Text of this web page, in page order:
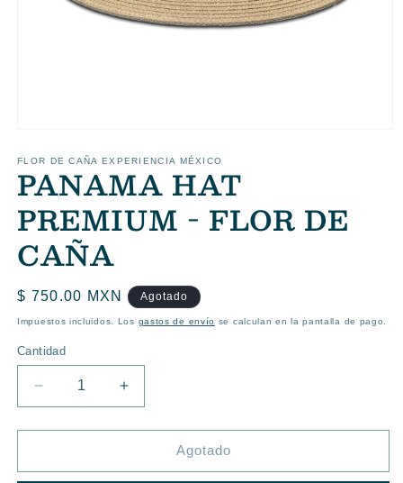
multimedia
1
en
ventana
modal
FLOR DE CAÑA EXPERIENCIA MÉXICO
PANAMA HAT
PREMIUM - FLOR DE
CAÑA
Precio
habitual
$ 750.00 MXN Agotado
Impuestos incluidos. Los gastos de envío se calculan en la pantalla de pago.
Cantidad
Reducir
cantidad
para
HAT
Aumentar
cantidad
para
PANAMA
HAT
Agotado